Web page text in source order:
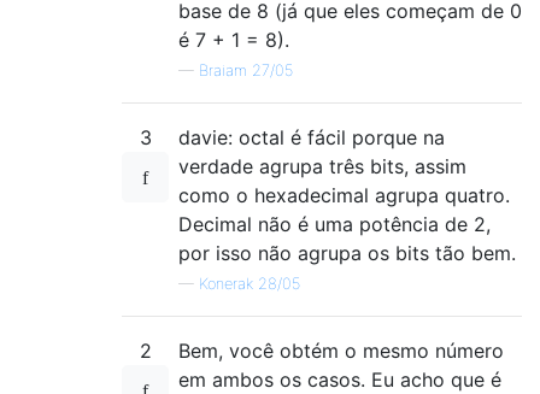
base de 8 (já que eles começam de 0
é 7 + 1 = 8).
— Braiam 27/05
3
davie: octal é fácil porque na
verdade agrupa três bits, assim
como o hexadecimal agrupa quatro.
Decimal não é uma potência de 2,
por isso não agrupa os bits tão bem.
— Konerak 28/05
2
Bem, você obtém o mesmo número
em ambos os casos. Eu acho que é